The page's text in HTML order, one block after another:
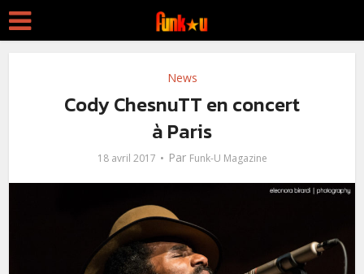
News
Cody ChesnuTT en concert
à Paris
18 avril 2017 Par Funk-U Magazine